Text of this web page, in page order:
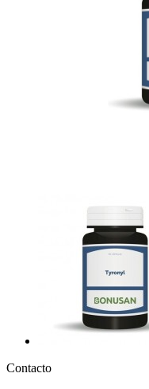
Contacto